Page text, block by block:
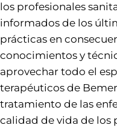
los profesionales
informados de los
prácticas en
conocimientos y
aprovechar todo el
terapéuticos de
tratamiento de las
calidad de vida de los